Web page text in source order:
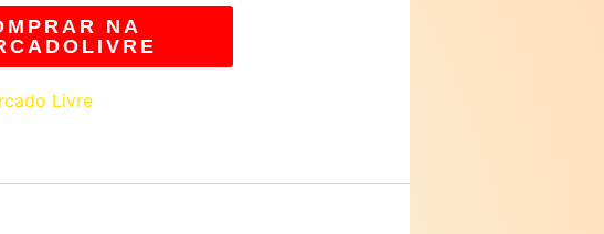
NA
Livre